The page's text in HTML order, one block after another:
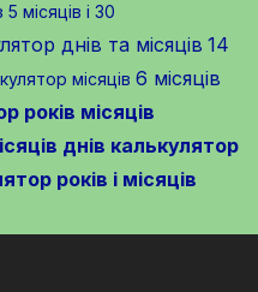
місяців і 30
днів та місяців 14
місяців 6 місяців
років місяців
днів калькулятор
років і місяців